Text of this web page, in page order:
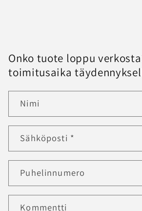
Onko tuote loppu
toimitusaika
Nimi
Sähköposti *
Puhelinnumero
Kommentti